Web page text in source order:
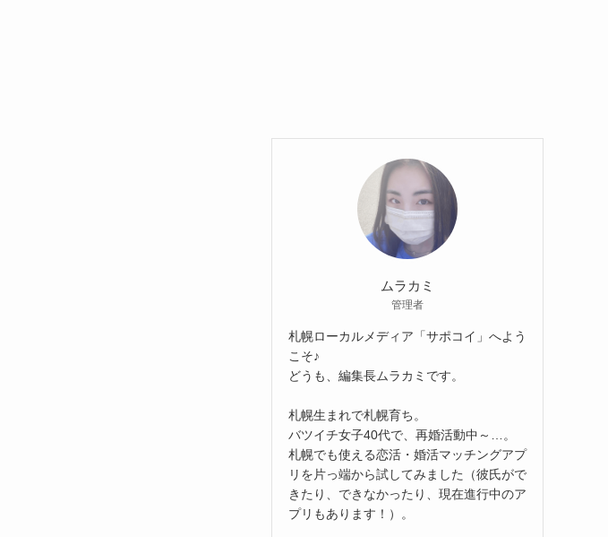
ムラカミ
管理者
札幌ローカルメディア「サポコイ」へよう
こそ♪
どうも、編集長ムラカミです。
札幌生まれで札幌育ち。
バツイチ女子40代で、再婚活動中～…。
札幌でも使える恋活・婚活マッチングアプ
リを片っ端から試してみました（彼氏がで
きたり、できなかったり、現在進行中のア
プリもあります！）。